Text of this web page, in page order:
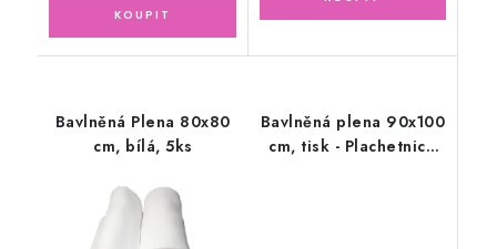
Bavlněná Plena 80x80
cm, bílá, 5ks
Bavlněná plena 90x100
cm, tisk - Plachetnice